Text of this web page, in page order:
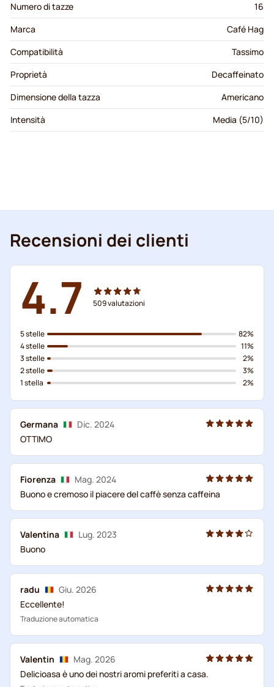
Numero di tazze
16
Marca
Café Hag
Compatibilità
Tassimo
Proprietà
Decaffeinato
Dimensione della tazza
Americano
Intensità
Media (5/10)
Recensioni dei clienti
4.7 509valutazioni
5 stelle
4 stelle
3 stelle
2 stelle
1 stella
82%
11%
2%
3%
2%
Germana
Dic. 2024
OTTIMO
Fiorenza
Mag. 2024
Buono e cremoso il piacere del caffè senza caffeina
Valentina
Lug. 2023
Buono
radu
Giu. 2026
Eccellente!
Traduzione automatica
Valentin
Mag. 2026
Delicioasa è uno dei nostri aromi preferiti a casa.